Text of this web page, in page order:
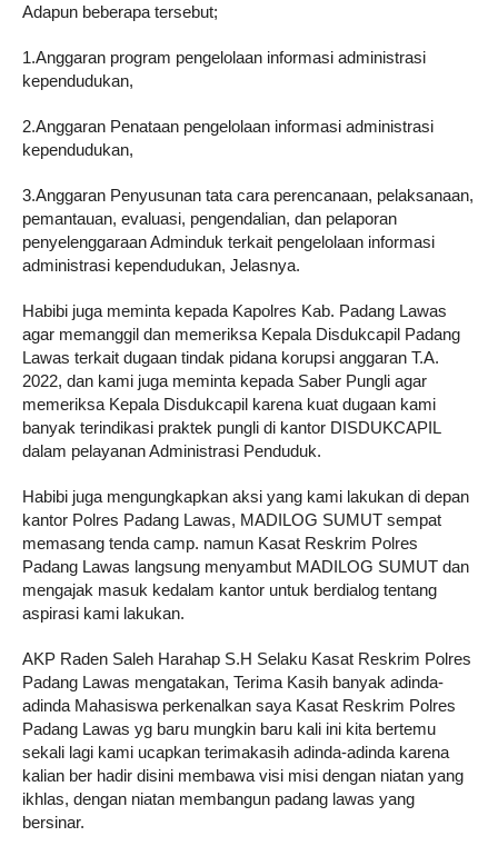
Adapun beberapa tersebut;
1.Anggaran program pengelolaan informasi administrasi
kependudukan,
2.Anggaran Penataan pengelolaan informasi administrasi
kependudukan,
3.Anggaran Penyusunan tata cara perencanaan, pelaksanaan,
pemantauan, evaluasi, pengendalian, dan pelaporan
penyelenggaraan Adminduk terkait pengelolaan informasi
administrasi kependudukan, Jelasnya.
Habibi juga meminta kepada Kapolres Kab. Padang Lawas
agar memanggil dan memeriksa Kepala Disdukcapil Padang
Lawas terkait dugaan tindak pidana korupsi anggaran T.A.
2022, dan kami juga meminta kepada Saber Pungli agar
memeriksa Kepala Disdukcapil karena kuat dugaan kami
banyak terindikasi praktek pungli di kantor DISDUKCAPIL
dalam pelayanan Administrasi Penduduk.
Habibi juga mengungkapkan aksi yang kami lakukan di depan
kantor Polres Padang Lawas, MADILOG SUMUT sempat
memasang tenda camp. namun Kasat Reskrim Polres
Padang Lawas langsung menyambut MADILOG SUMUT dan
mengajak masuk kedalam kantor untuk berdialog tentang
aspirasi kami lakukan.
AKP Raden Saleh Harahap S.H Selaku Kasat Reskrim Polres
Padang Lawas mengatakan, Terima Kasih banyak adinda-
adinda Mahasiswa perkenalkan saya Kasat Reskrim Polres
Padang Lawas yg baru mungkin baru kali ini kita bertemu
sekali lagi kami ucapkan terimakasih adinda-adinda karena
kalian ber hadir disini membawa visi misi dengan niatan yang
ikhlas, dengan niatan membangun padang lawas yang
bersinar.